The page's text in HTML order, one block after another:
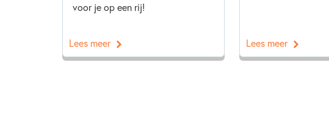
voor je op een rij!
Lees meer Lees meer